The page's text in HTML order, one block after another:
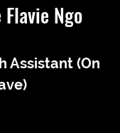
Ngo
Assistant (On